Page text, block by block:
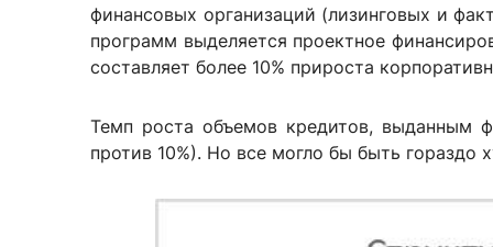
финансовых организаций (лизинговых и
программ выделяется проектное
составляет более 10% прироста
Темп роста объемов кредитов, выданным
против 10%). Но все могло бы быть гораздо